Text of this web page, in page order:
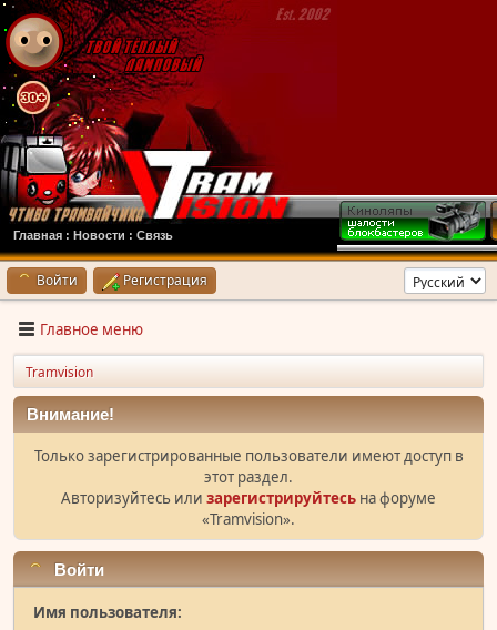
Главная : Новости : Связь
Войти Регистрация
Главное меню
Tramvision
Внимание!
Только зарегистрированные пользователи имеют доступ в
этот раздел.
Авторизуйтесь или зарегистрируйтесь на форуме
«Tramvision».
Войти
Имя пользователя: